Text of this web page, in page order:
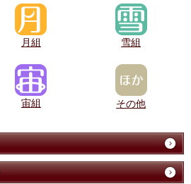
月組 雪組
宙組 その他